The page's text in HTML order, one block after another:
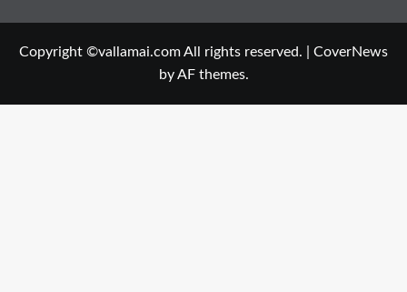
Copyright ©vallamai.com All rights reserved.
CoverNews
by AF themes.